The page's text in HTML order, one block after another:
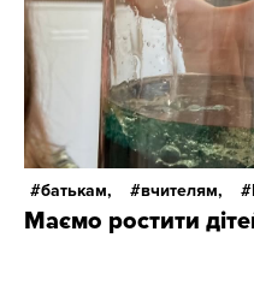
батькам, вчителям,
Маємо ростити